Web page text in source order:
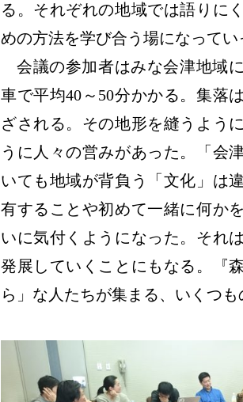
る。それぞれの地域では語りに
めの方法を学び合う場になってい
会議の参加者はみな会津地域
車で平均40～50分かかる。集落
ざされる。その地形を縫うよう
うに人々の営みがあった。「会
いても地域が背負う「文化」は
有することや初めて一緒に何か
いに気付くようになった。それ
発展していくことにもなる。『
ら」な人たちが集まる、いくつも